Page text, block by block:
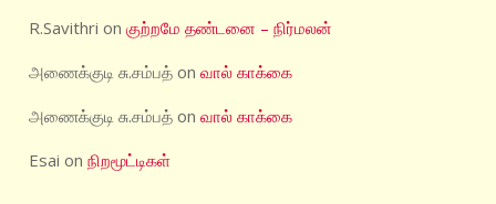
R.Savithri onகுற்றமே தண்டனை – நிர்மலன்
அணைக்குடி சு.சம்பத் onவால் காக்கை
அணைக்குடி சு.சம்பத் onவால் காக்கை
Esai onநிறமூட்டிகள்